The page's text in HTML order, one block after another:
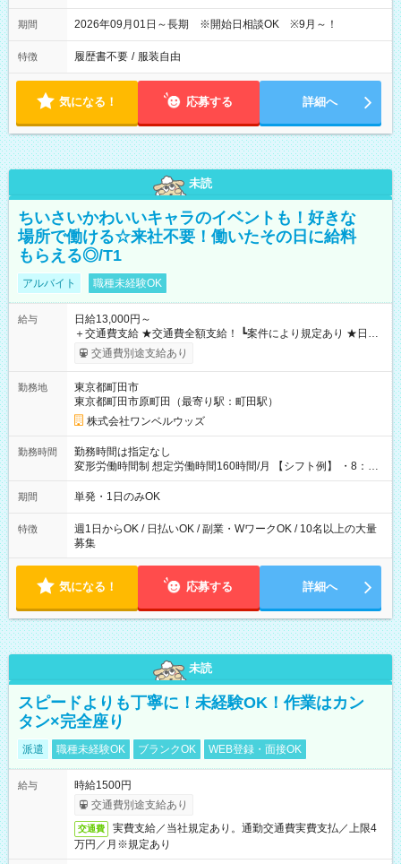
期間 2026年09月01日～長期 ※開始日相談OK ※9月～！
特徴 履歴書不要 / 服装自由
気になる！ 応募する 詳細へ
未読
ちいさいかわいいキャラのイベントも！好きな
場所で働ける☆来社不要！働いたその日に給料
もらえる◎/T1
アルバイト 職種未経験OK
給与
日給13,000円～
＋交通費支給 ★交通費全額支給！ ┗案件により規定あり ★日払
いOK！（規定あり） ┗働いたその日に現金GET♪ お仕事後はコ
ンビニATMから 日払い分を引き落とせます！ 【試用期間】試
交通費別途支給あり
勤務地
東京都町田市
東京都町田市原町田（最寄り駅：町田駅）
株式会社ワンベルウッズ
勤務時間
勤務時間は指定なし
変形労働時間制 想定労働時間160時間/月 【シフト例】 ・8：00
～21：00
期間 単発・1日のみOK
特徴
週1日からOK / 日払いOK / 副業・WワークOK / 10名以上の大量
募集
気になる！ 応募する 詳細へ
未読
スピードよりも丁寧に！未経験OK！作業はカン
タン×完全座り
派遣 職種未経験OK ブランクOK WEB登録・面接OK
給与
時給1500円
交通費別途支給あり
交通費
実費支給／当社規定あり。通勤交通費実費支払／上限4
万円／月※規定あり